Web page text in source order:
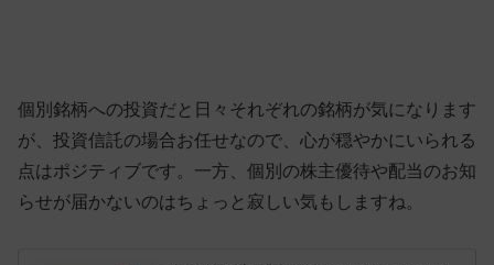
個別銘柄への投資だと日々それぞれの銘柄が気になります
が、投資信託の場合お任せなので、心が穏やかにいられる
点はポジティブです。一方、個別の株主優待や配当のお知
らせが届かないのはちょっと寂しい気もしますね。